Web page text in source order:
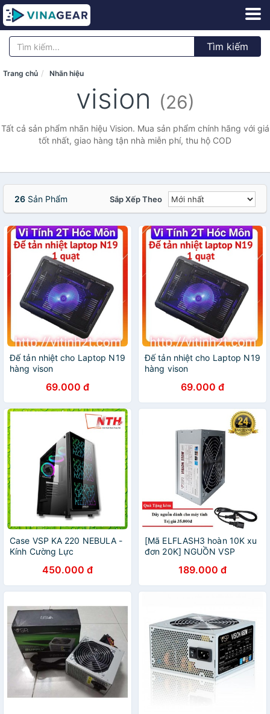
Tìm kiếm
Trang chủ Nhãn hiệu
vision (26)
Tất cả sản phẩm nhãn hiệu Vision. Mua sản phẩm chính hãng với giá
tốt nhất, giao hàng tận nhà miễn phí, thu hộ COD
26 Sản Phẩm Sắp Xếp Theo
Đế tản nhiệt cho Laptop N19
hàng vison
69.000 đ
Đế tản nhiệt cho Laptop N19
hàng vison
69.000 đ
Case VSP KA 220 NEBULA -
Kính Cường Lực
450.000 đ
[Mã ELFLASH3 hoàn 10K xu
đơn 20K] NGUỒN VSP
189.000 đ